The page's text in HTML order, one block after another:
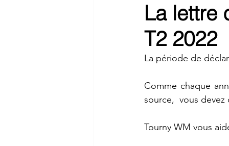
La lettre
T2 2022
La période de
Comme chaque
source,  vous devez
Tourny WM vous